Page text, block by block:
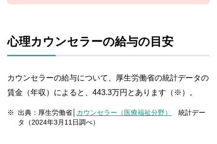
心理カウンセラーの給与の目安
カウンセラーの給与について、厚生労働省の統計データの
賃金（年収）によると、443.3万円とあります（※）。
出典：厚生労働省│ カウンセラー（医療福祉分野）
統計デー
タ（2024年3月11日調べ）